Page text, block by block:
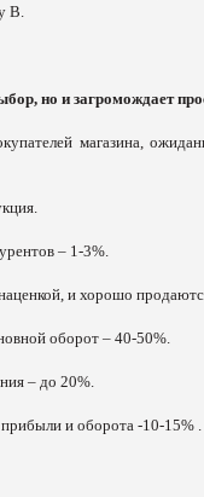
В.
но и загромождает
магазина,
– 1-3%.
и хорошо
оборот – 40-50%.
– до 20%.
и оборота -10-15% .